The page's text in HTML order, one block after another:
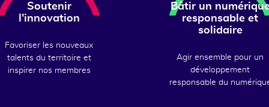
Soutenir
l'innovation
Favoriser les nouveaux
talents du territoire et
inspirer nos membres
Bâtir un
responsable et
solidaire
Agir ensemble pour un
développement
responsable du